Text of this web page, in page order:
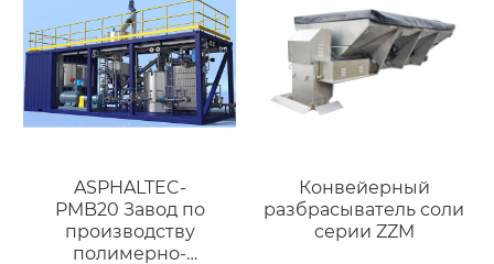
ASPHALTEC-
PMB20 Завод по
производству
полимерно-
Конвейерный
разбрасыватель соли
серии ZZM